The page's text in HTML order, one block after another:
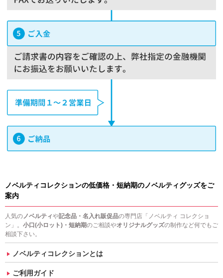
ノベルティコレクションの低価格・短納期のノベルティグッズをご
案内
人気のノベルティや記念品・名入れ販促品の専門店「ノベルティ コレクショ
ン」。 小口(小ロット)・短納期のご相談やオリジナルグッズの制作など何でもご
相談下さい。
ノベルティコレクションとは
ご利用ガイド